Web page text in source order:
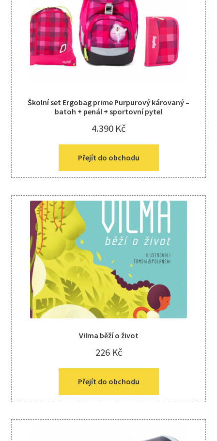
Školní set Ergobag prime Purpurový károvaný –
batoh + penál + sportovní pytel
4.390 Kč
Přejít do obchodu
Vilma běží o život
226 Kč
Přejít do obchodu